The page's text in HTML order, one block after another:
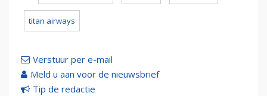
titan airways
Verstuur per e-mail
Meld u aan voor de nieuwsbrief
Tip de redactie